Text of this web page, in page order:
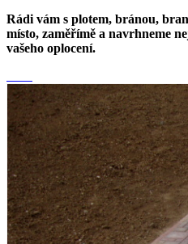
Rádi vám s plotem, bránou,
místo, zaměřímě a navrhneme
vašeho oplocení.